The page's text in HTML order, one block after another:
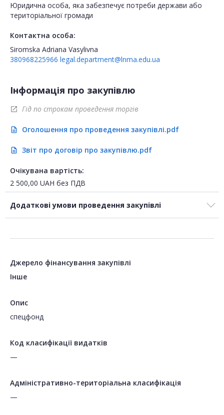
Юридична особа, яка забезпечує потреби держави або
територіальної громади
Контактна особа:
Siromska Adriana Vasylivna
380968225966 legal.department@lnma.edu.ua
Інформація про закупівлю
open_in_new Гід по строкам проведення торгів
description Оголошення про проведення закупівлі.pdf
description Звіт про договір про закупівлю.pdf
Очікувана вартість:
2 500,00 UAH без ПДВ
Додаткові умови проведення закупівлі
Джерело фінансування закупівлі
Інше
Опис
спецфонд
Код класифікації видатків
—
Адміністративно-територіальна класифікація
—